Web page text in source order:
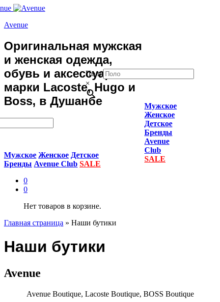
Avenue
Оригинальная мужская
и женская одежда,
обувь и аксессуары
марки Lacoste, Hugo и
Boss, в Душанбе
Мужское Женское Детское
Бренды Avenue Club SALE
0
0
Нет товаров в корзине.
Поло
×
Мужское
Женское
Детское
Бренды
Avenue
Club
SALE
Главная страница » Наши бутики
Наши бутики
Avenue
Avenue Boutique, Lacoste Boutique, BOSS Boutique